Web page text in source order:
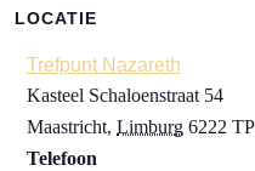
LOCATIE
Trefpunt Nazareth
Kasteel Schaloenstraat 54
Maastricht, Limburg 6222 TP
Telefoon